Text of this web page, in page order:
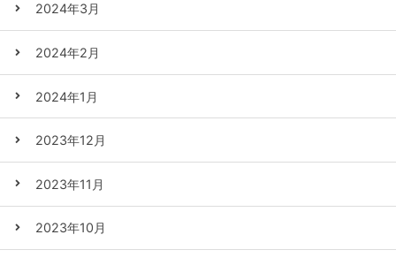
2024年3月
2024年2月
2024年1月
2023年12月
2023年11月
2023年10月